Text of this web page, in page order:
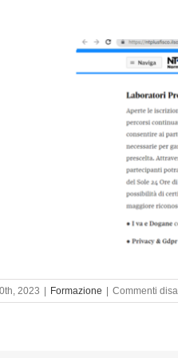
2023 | Formazione | Commenti